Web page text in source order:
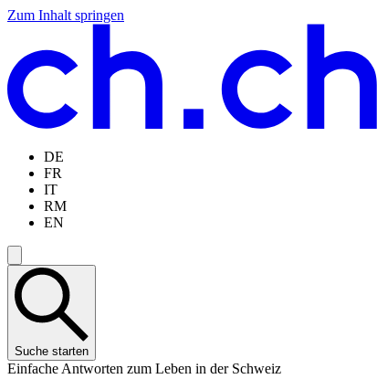
Zum Inhalt springen
Zum
springen
Zur
springen
Zur
springen
Zur
springen
DE
FR
IT
RM
EN
Suche starten
Einfache Antworten zum Leben in der Schweiz